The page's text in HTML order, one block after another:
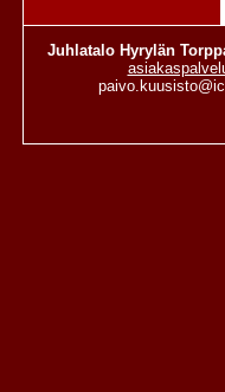
Juhlatalo Hyrylän